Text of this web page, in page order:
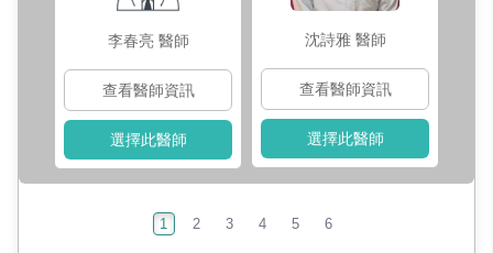
李春亮 醫師
查看醫師資訊
選擇此醫師
沈詩雅 醫師
查看醫師資訊
選擇此醫師
1 2 3 4 5 6